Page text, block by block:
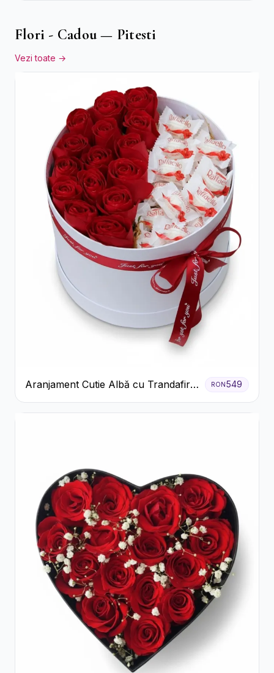
Flori - Cadou — Pitesti
Vezi toate →
Aranjament Cutie Albă cu Trandafiri
Roșii și Raffaello
RON549